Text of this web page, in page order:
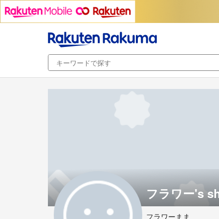
フラワー's
フラワーまま